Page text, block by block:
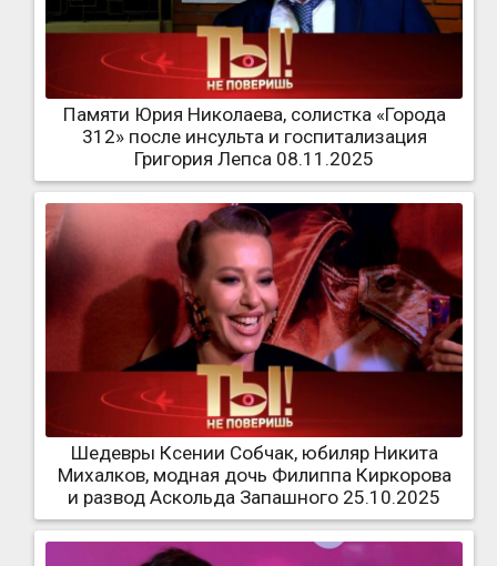
Памяти Юрия Николаева, солистка «Города
312» после инсульта и госпитализация
Григория Лепса 08.11.2025
Шедевры Ксении Собчак, юбиляр Никита
Михалков, модная дочь Филиппа Киркорова
и развод Аскольда Запашного 25.10.2025